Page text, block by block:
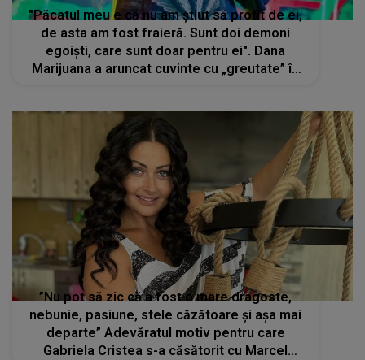
"Păcatul meu e că nu am știut să profit de ei,
de asta am fost fraieră. Sunt doi demoni
egoiști, care sunt doar pentru ei". Dana
Marijuana a aruncat cuvinte cu „greutate” în
”Nu pot să zic că a fost o mare dragoste,
nebunie, pasiune, stele căzătoare și așa mai
departe” Adevăratul motiv pentru care
Gabriela Cristea s-a căsătorit cu Marcel